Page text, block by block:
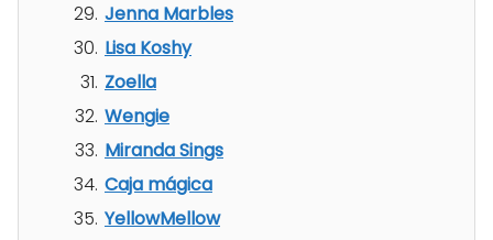
Jenna Marbles
Lisa Koshy
Zoella
Wengie
Miranda Sings
Caja mágica
YellowMellow